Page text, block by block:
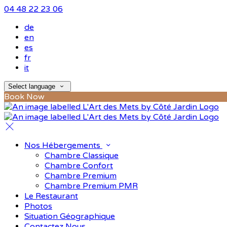
04 48 22 23 06
de
en
es
fr
it
Select language
Book Now
Nos Hébergements
Chambre Classique
Chambre Confort
Chambre Premium
Chambre Premium PMR
Le Restaurant
Photos
Situation Géographique